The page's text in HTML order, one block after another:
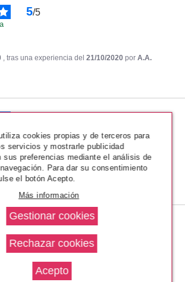
SET REGALO
THIERRY MUGLER
ANGEL FANTASM EDP
100 ML RECARGABLE
88.70€
5/5
, tras una experiencia del 21/10/2020 por A.A.
, tras una experiencia del 31/8/2020 por A.A.
1
cookies propias y de terceros para
servicios y mostrarle publicidad
sus preferencias mediante el análisis de
Para dar su consentimiento
el botón Acepto.
Más información